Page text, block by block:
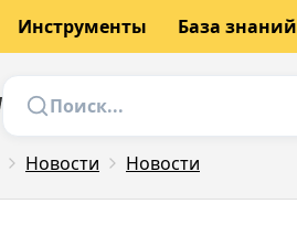
Инструменты База знаний
Новости Новости